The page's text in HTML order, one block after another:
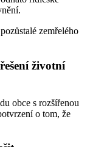
zemřelého
životní
obce s rozšířenou
o tom, že